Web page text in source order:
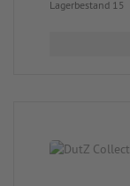
Lagerbestand 15